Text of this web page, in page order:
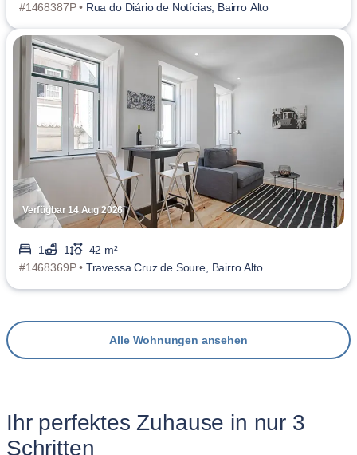
#1468387P • Rua do Diário de Notícias, Bairro Alto
Verfügbar 14 Aug 2026
1 1
42 m²
#1468369P • Travessa Cruz de Soure, Bairro Alto
Alle Wohnungen ansehen
Ihr perfektes Zuhause in nur 3
Schritten